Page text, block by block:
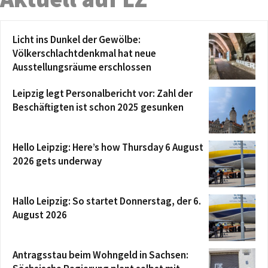
Licht ins Dunkel der Gewölbe:
Völkerschlachtdenkmal hat neue
Ausstellungsräume erschlossen
Leipzig legt Personalbericht vor: Zahl der
Beschäftigten ist schon 2025 gesunken
Hello Leipzig: Here’s how Thursday 6 August
2026 gets underway
Hallo Leipzig: So startet Donnerstag, der 6.
August 2026
Antragsstau beim Wohngeld in Sachsen: